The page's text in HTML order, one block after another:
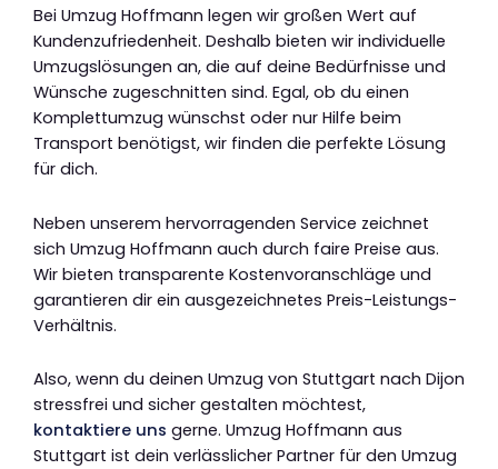
Bei Umzug Hoffmann legen wir großen Wert auf
Kundenzufriedenheit. Deshalb bieten wir individuelle
Umzugslösungen an, die auf deine Bedürfnisse und
Wünsche zugeschnitten sind. Egal, ob du einen
Komplettumzug wünschst oder nur Hilfe beim
Transport benötigst, wir finden die perfekte Lösung
für dich.
Neben unserem hervorragenden Service zeichnet
sich Umzug Hoffmann auch durch faire Preise aus.
Wir bieten transparente Kostenvoranschläge und
garantieren dir ein ausgezeichnetes Preis-Leistungs-
Verhältnis.
Also, wenn du deinen Umzug von Stuttgart nach Dijon
stressfrei und sicher gestalten möchtest,
kontaktiere uns gerne. Umzug Hoffmann aus
Stuttgart ist dein verlässlicher Partner für den Umzug